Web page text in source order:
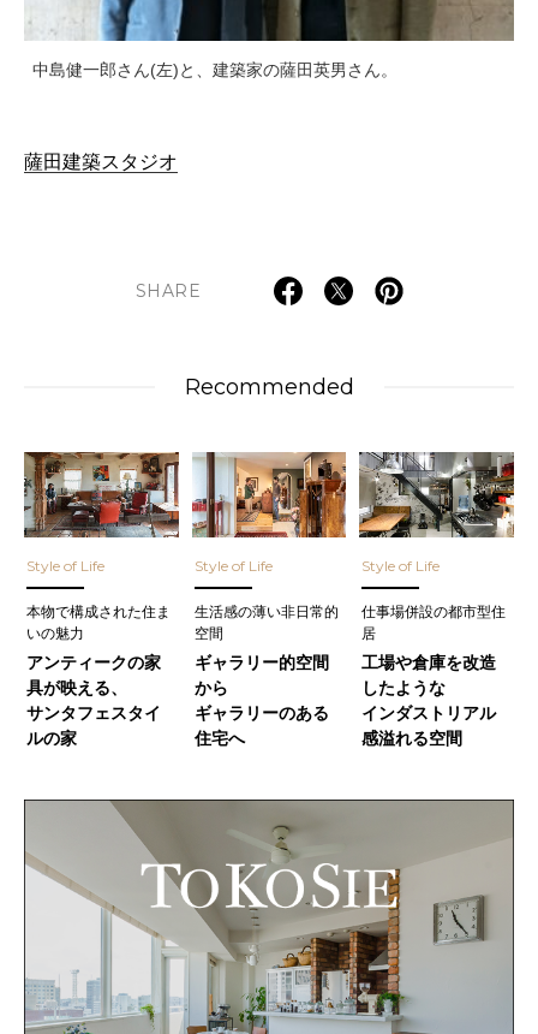
中島健一郎さん(左)と、建築家の薩田英男さん。
薩田建築スタジオ
SHARE
Recommended
Style of Life
本物で構成された住ま
いの魅力
アンティークの家
具が映える、
サンタフェスタイ
ルの家
Style of Life
生活感の薄い非日常的
空間
ギャラリー的空間
から
ギャラリーのある
住宅へ
Style of Life
仕事場併設の都市型住
居
工場や倉庫を改造
したような
インダストリアル
感溢れる空間